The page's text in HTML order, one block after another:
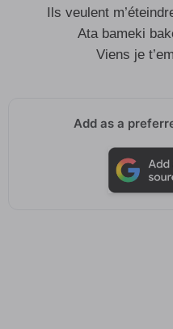
Ils veulent
Ata bameki
Viens je
Add as a